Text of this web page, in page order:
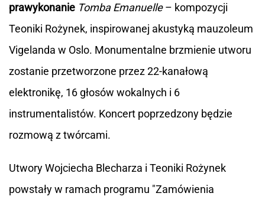
prawykonanie Tomba Emanuelle– kompozycji
Teoniki Rożynek, inspirowanej akustyką mauzoleum
Vigelanda w Oslo. Monumentalne brzmienie utworu
zostanie przetworzone przez 22-kanałową
elektronikę, 16 głosów wokalnych i 6
instrumentalistów. Koncert poprzedzony będzie
rozmową z twórcami.
Utwory Wojciecha Blecharza i Teoniki Rożynek
powstały w ramach programu "Zamówienia